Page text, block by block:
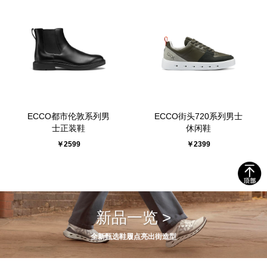
ECCO都市伦敦系列男
士正装鞋
￥2599
ECCO街头720系列男士
休闲鞋
￥2399
新品一览 >
全新甄选鞋履点亮出街造型